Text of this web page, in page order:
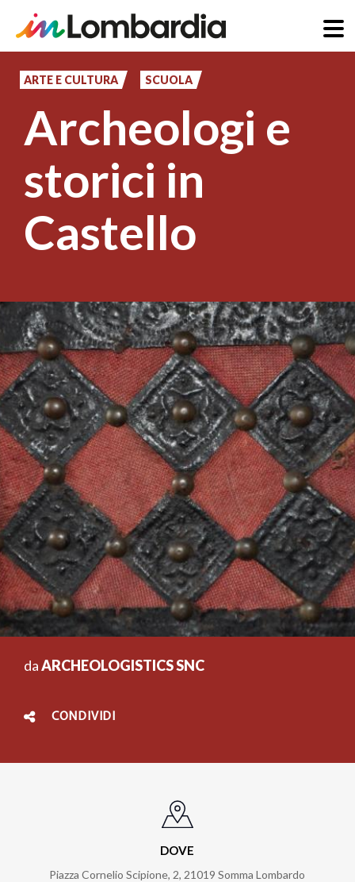
principale
ARTE E CULTURA SCUOLA
Archeologi e
storici in
Castello
daARCHEOLOGISTICS SNC
CONDIVIDI
DOVE
Piazza Cornelio Scipione, 2, 21019 Somma Lombardo